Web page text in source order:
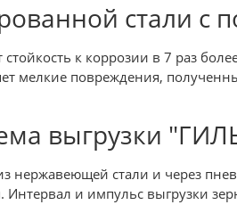
стали с
к коррозии в 7 раз
мелкие повреждения,
выгрузки
нержавеющей стали и через
и импульс выгрузки